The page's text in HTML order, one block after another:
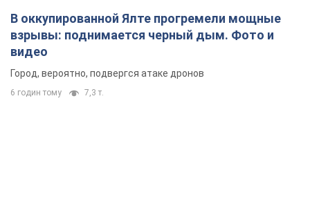
В оккупированной Ялте прогремели мощные
взрывы: поднимается черный дым. Фото и
видео
Город, вероятно, подвергся атаке дронов
6 годин тому 7,3 т.